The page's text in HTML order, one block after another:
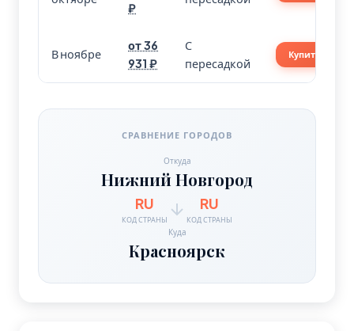
₽
В ноябре
от 36
931 ₽
С
пересадкой
Купить
СРАВНЕНИЕ ГОРОДОВ
Откуда
Нижний Новгород
RU
КОД СТРАНЫ
RU
КОД СТРАНЫ
Куда
Красноярск